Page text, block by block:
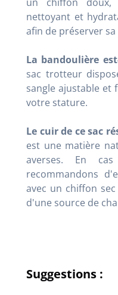
nettoyant et
afin de préserver sa
La bandoulière
sac trotteur
sangle ajustable et
votre stature.
Le cuir de ce sac
est une matière
averses. En
recommandons
avec un chiffon
d'une source de
Suggestions :